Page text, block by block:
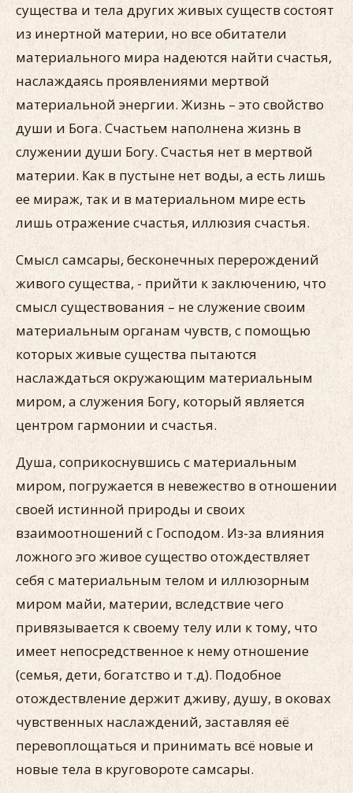
существа и тела других живых существ состоят
из инертной материи, но все обитатели
материального мира надеются найти счастья,
наслаждаясь проявлениями мертвой
материальной энергии. Жизнь – это свойство
души и Бога. Счастьем наполнена жизнь в
служении души Богу. Счастья нет в мертвой
материи. Как в пустыне нет воды, а есть лишь
ее мираж, так и в материальном мире есть
лишь отражение счастья, иллюзия счастья.
Смысл самсары, бесконечных перерождений
живого существа, - прийти к заключению, что
смысл существования – не служение своим
материальным органам чувств, с помощью
которых живые существа пытаются
наслаждаться окружающим материальным
миром, а служения Богу, который является
центром гармонии и счастья.
Душа, соприкоснувшись с материальным
миром, погружается в невежество в отношении
своей истинной природы и своих
взаимоотношений с Господом. Из-за влияния
ложного эго живое существо отождествляет
себя с материальным телом и иллюзорным
миром майи, материи, вследствие чего
привязывается к своему телу или к тому, что
имеет непосредственное к нему отношение
(семья, дети, богатство и т.д). Подобное
отождествление держит дживу, душу, в оковах
чувственных наслаждений, заставляя её
перевоплощаться и принимать всё новые и
новые тела в круговороте самсары.